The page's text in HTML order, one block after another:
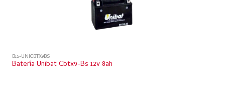
B15-UNICBTX9BS
Batería Unibat Cbtx9-Bs 12v 8ah